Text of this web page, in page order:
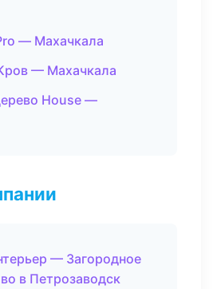
— Махачкала
— Махачкала
House —
— Загородное
в Петрозаводск